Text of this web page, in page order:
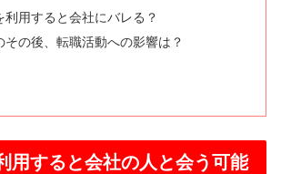
利用すると会社にバレる？
その後、転職活動への影響は？
用すると会社の人と会う可能